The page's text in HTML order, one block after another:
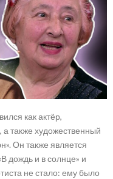
как актёр,
а также художественный
Он также является
дождь и в солнце» и
не стало: ему было